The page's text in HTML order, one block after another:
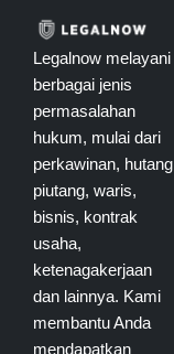
Legalnow melayani
berbagai jenis
permasalahan
hukum, mulai dari
perkawinan, hutang
piutang, waris,
bisnis, kontrak
usaha,
ketenagakerjaan
dan lainnya. Kami
membantu Anda
mendapatkan